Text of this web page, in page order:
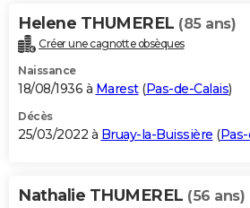
Helene THUMEREL (85 ans)
Créer une cagnotte obsèques
Naissance
18/08/1936 à Marest(Pas-de-Calais)
Décès
25/03/2022 à Bruay-la-Buissière (
Nathalie THUMEREL (56 ans)